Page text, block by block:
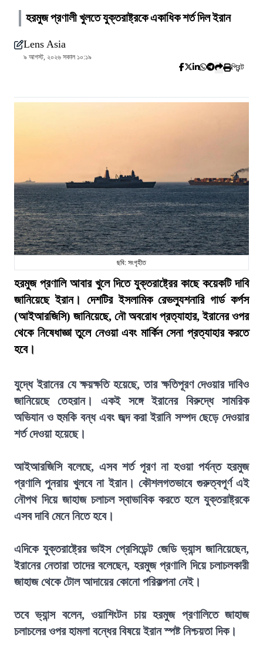
হরমুজ প্রণালী খুলতে যুক্তরাষ্ট্রকে একাধিক শর্ত দিল ইরান
Lens Asia
৯ আগস্ট, ২০২৬ সকাল ১০:১৯
প্রিন্ট
ছবি: সংগৃহীত
হরমুজ প্রণালি আবার খুলে দিতে যুক্তরাষ্ট্রের কাছে কয়েকটি দাবি
জানিয়েছে ইরান। দেশটির ইসলামিক রেভল্যুশনারি গার্ড কর্পস
(আইআরজিসি) জানিয়েছে, নৌ অবরোধ প্রত্যাহার, ইরানের ওপর
থেকে নিষেধাজ্ঞা তুলে নেওয়া এবং মার্কিন সেনা প্রত্যাহার করতে
হবে।
যুদ্ধে ইরানের যে ক্ষয়ক্ষতি হয়েছে, তার ক্ষতিপূরণ দেওয়ার দাবিও
জানিয়েছে তেহরান। একই সঙ্গে ইরানের বিরুদ্ধে সামরিক
অভিযান ও হুমকি বন্ধ এবং জব্দ করা ইরানি সম্পদ ছেড়ে দেওয়ার
শর্ত দেওয়া হয়েছে।
আইআরজিসি বলেছে, এসব শর্ত পূরণ না হওয়া পর্যন্ত হরমুজ
প্রণালি পুনরায় খুলবে না ইরান। কৌশলগতভাবে গুরুত্বপূর্ণ এই
নৌপথ দিয়ে জাহাজ চলাচল স্বাভাবিক করতে হলে যুক্তরাষ্ট্রকে
এসব দাবি মেনে নিতে হবে।
এদিকে যুক্তরাষ্ট্রের ভাইস প্রেসিডেন্ট জেডি ভ্যান্স জানিয়েছেন,
ইরানের নেতারা তাদের বলেছেন, হরমুজ প্রণালি দিয়ে চলাচলকারী
জাহাজ থেকে টোল আদায়ের কোনো পরিকল্পনা নেই।
তবে ভ্যান্স বলেন, ওয়াশিংটন চায় হরমুজ প্রণালিতে জাহাজ
চলাচলের ওপর হামলা বন্ধের বিষয়ে ইরান স্পষ্ট নিশ্চয়তা দিক।